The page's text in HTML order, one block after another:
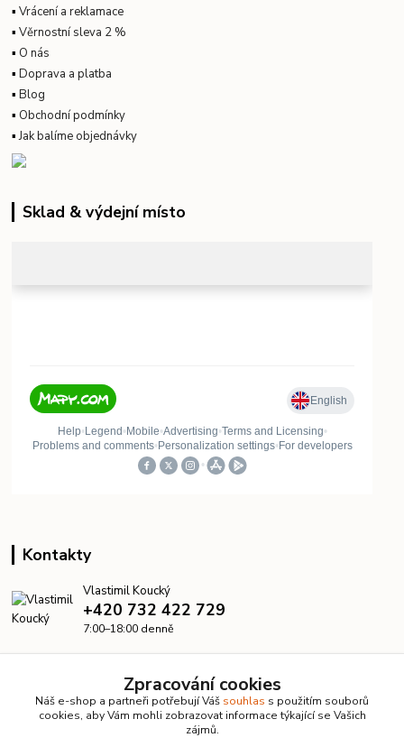
▪Vrácení a reklamace
▪Věrnostní sleva 2 %
▪ O nás
▪Doprava a platba
▪Blog
▪ Obchodní podmínky
▪Jak balíme objednávky
Sklad & výdejní místo
Kontakty
Vlastimil Koucký
+420 732 422 729
7:00–18:00 denně
Zpracování cookies
Náš e-shop a partneři potřebují Váš souhlas s použitím souborů
cookies, aby Vám mohli zobrazovat informace týkající se Vašich
zájmů.